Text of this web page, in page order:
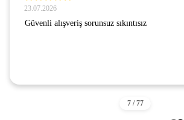
23.07.2026
Güvenli alışveriş sorunsuz sıkıntısız